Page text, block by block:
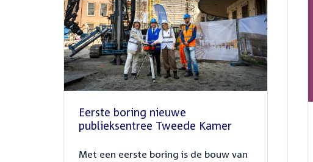
Eerste boring nieuwe
publieksentree Tweede Kamer
Met een eerste boring is de bouw van